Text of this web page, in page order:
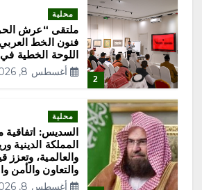
ف
ح
ا
ت
ا
2
محلية
ملتقى “عرش
فنون الخط
اللوحة الخطية
أغسطس 8, 2026
محلية
السديس:
المملكة الدينية
والعالمية، وتعزز
والتعاون والأمن
أغسطس 8, 2026